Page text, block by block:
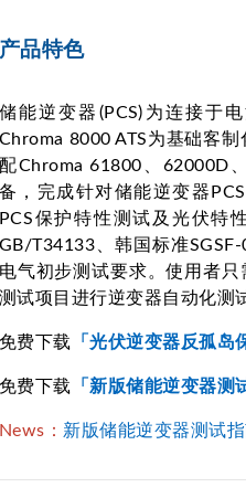
产品特色
储能逆变器(PCS)为连接于
Chroma 8000 ATS为基础客
配Chroma 61800、62000D
备，完成针对储能逆变器
PCS保护特性测试及光伏特
GB/T34133、韩国标准
电气初步测试要求。使用者
测试项目进行逆变器自动化测
免费下载 「光伏逆变器反孤岛
免费下载 「新版储能逆变器测
News： 新版储能逆变器测试